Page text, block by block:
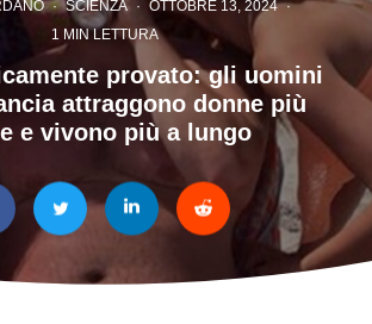
· SCIENZA · OTTOBRE 13, 2024 ·
1 MIN LETTURA
provato: gli uomini
attraggono donne più
e vivono più a lungo